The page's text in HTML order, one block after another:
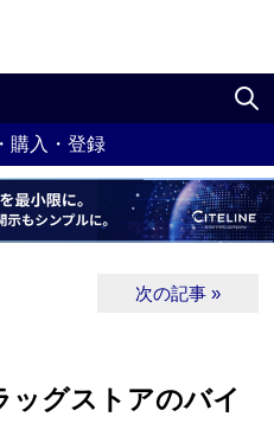
購入・登録
次の記事 »
ッグストアのバイ